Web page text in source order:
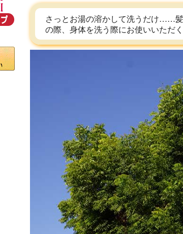
さっとお湯の溶かして洗うだけ……
の際、身体を洗う際にお使いいただ